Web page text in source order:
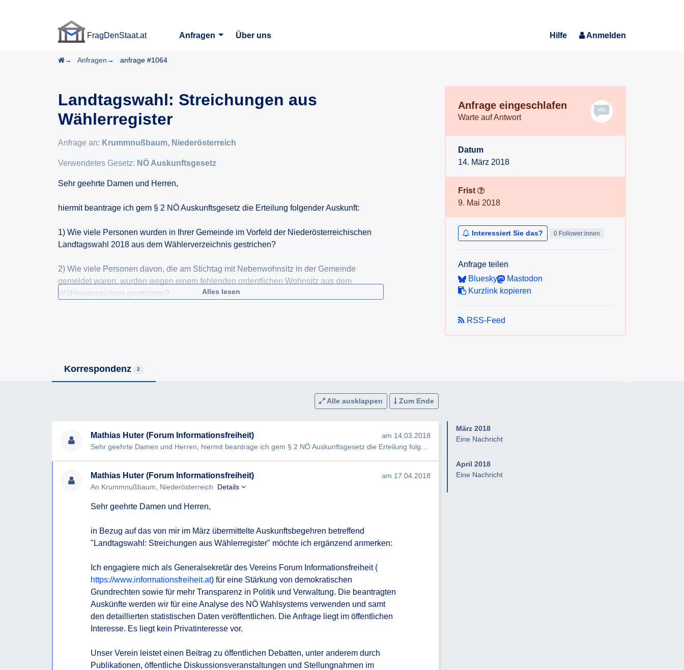
FragDenStaat.at
Anfragen
Über uns Hilfe Anmelden
Startseite
Anfragen anfrage #1064
Landtagswahl: Streichungen aus
Wählerregister
Anfrage an: Krummnußbaum, Niederösterreich
Verwendetes Gesetz: NÖ Auskunftsgesetz
Sehr geehrte Damen und Herren,
hiermit beantrage ich gem § 2 NÖ Auskunftsgesetz die Erteilung folgender Auskunft:
1) Wie viele Personen wurden in Ihrer Gemeinde im Vorfeld der Niederösterreichischen
Landtagswahl 2018 aus dem Wählerverzeichnis gestrichen?
2) Wie viele Personen davon, die am Stichtag mit Nebenwohnsitz in der Gemeinde
gemeldet waren, wurden wegen einem fehlenden ordentlichen Wohnsitz aus dem
Wählerverzeichnis gestrichen?
und nach welchen Kriterien erfolgte die Beurteilung, ob ein „ordentlicher Wohnsitz“
5) Wie viele Betroffene wurden über die Streichung aus dem Wählerregister informiert?
Gemeinde ein? Wie vielen dieser Anträge wurde stattgegeben?
Ich erlaube, darauf hinzuweisen, dass nach § 4 NÖ AuskunftsG die Auskunft möglichst
rasch, spätestens aber innerhalb von acht Wochen nach Einlangen des
Auskunftsersuchens erteilt werden muss. Kann die Auskunft innerhalb dieser Frist nicht
Auskunftsersuchen innerhalb dieser Frist nicht entsprochen, so ist dies in der Information
Ich bitte, soweit möglich, um eine Beantwortung per Email.
Für den Fall, dass Sie die begehrte Auskunft nicht oder nicht in vollem Umfang erteilen
wollen oder können beantrage ich bereits jetzt die Ausstellung eines negativen
Bescheides gem § 6 NÖ AuskunftsG.
Alles lesen
Anfrage eingeschlafen
Warte auf Antwort
Datum
14. März 2018
Frist
9. Mai 2018
Interessiert Sie das? 0 Follower:innen
Anfrage teilen
Bluesky
Mastodon
Kurzlink kopieren
RSS-Feed
Korrespondenz 2
Alle ausklappen Zum Ende
Mathias Huter (Forum Informationsfreiheit)
am 14.03.2018
Mathias Huter (Forum Informationsfreiheit)
am 17.04.2018
An Krummnußbaum, Niederösterreich
Details
Sehr geehrte Damen und Herren,
in Bezug auf das von mir im März übermittelte Auskunftsbegehren betreffend
"Landtagswahl: Streichungen aus Wählerregister" möchte ich ergänzend anmerken:
Ich engagiere mich als Generalsekretär des Vereins Forum Informationsfreiheit (
https://www.informationsfreiheit.at) für eine Stärkung von demokratischen
Grundrechten sowie für mehr Transparenz in Politik und Verwaltung. Die beantragten
Auskünfte werden wir für eine Analyse des NÖ Wahlsystems verwenden und samt
den detaillierten statistischen Daten veröffentlichen. Die Anfrage liegt im öffentlichen
Interesse. Es liegt kein Privatinteresse vor.
Unser Verein leistet einen Beitrag zu öffentlichen Debatten, unter anderem durch
Publikationen, öffentliche Diskussionsveranstaltungen und Stellungnahmen im
März 2018
Eine Nachricht
April 2018
Eine Nachricht